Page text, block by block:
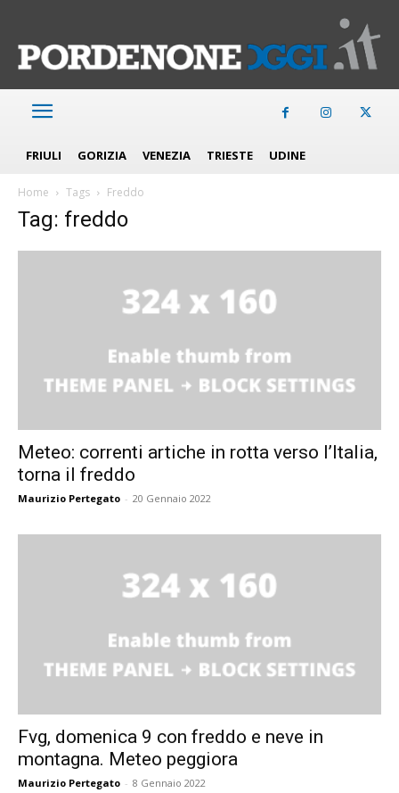
FRIULI GORIZIA VENEZIA TRIESTE UDINE
Home Tags Freddo
Tag: freddo
Meteo: correnti artiche in rotta verso l’Italia,
torna il freddo
Maurizio Pertegato - 20 Gennaio 2022
Fvg, domenica 9 con freddo e neve in
montagna. Meteo peggiora
Maurizio Pertegato - 8 Gennaio 2022